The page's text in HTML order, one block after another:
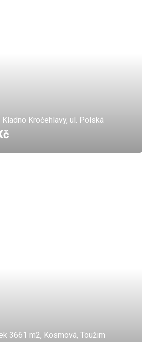
Kročehlavy, ul. Polská
3661 m2, Kosmová, Toužim